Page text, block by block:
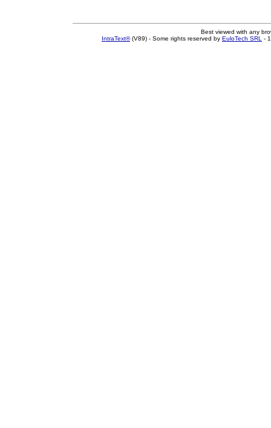
Best viewed with any
IntraText®(V89) - Some rights reserved by EuloTech SRL -